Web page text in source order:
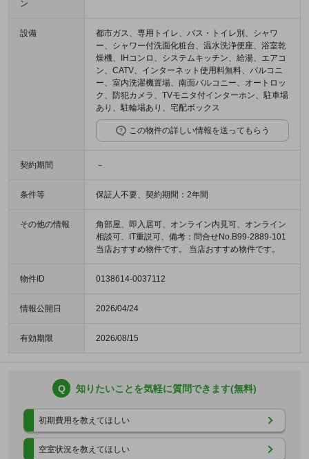
ン
設備
都市ガス、専用トイレ、バス・トイレ別、シャワ
ー、シャワー付洗面化粧台、温水洗浄便座、浴室乾
燥機、IHコンロ、システムキッチン、給湯、エアコ
ン、CATV、インターネット使用料無料、バルコニ
ー、室内洗濯機置場、南面バルコニー、オートロッ
ク、防犯カメラ、TVモニタ付インターホン、駐車場
あり、駐輪場あり、宅配ボックス
この物件の詳しい情報を送ってもらう
契約期間 －
条件等 保証人不要、契約期間：2年間
その他の情報
角部屋、即入居可、オンライン内見可、オンライン
相談可、IT重説可、備考：問合せNo.B99-2889-101
当店おすすめ物件です。 当店おすすめ物件です。
物件ID 0138614-0037112
情報公開日 2026/04/24
有効期限 2026/08/15
Q 知りたいことを気軽に質問できます(無料)
初期費用を教えてほしい
空室状況を教えてほしい